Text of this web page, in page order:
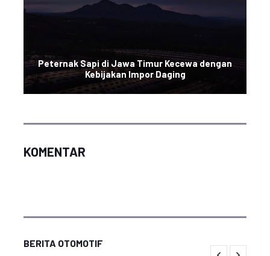
Peternak Sapi di Jawa Timur Kecewa dengan
Kebijakan Impor Daging
KOMENTAR
BERITA OTOMOTIF